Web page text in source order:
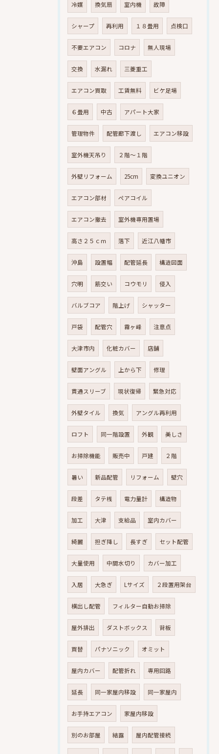
冷媒 換気扇 室内機 故障
シャープ 再利用 １８畳用 点検口
不要エアコン コロナ 無人現場
交換 水漏れ 三菱重工
エアコン買取 工賃無料 ビケ足場
６畳用 中古 アパート大家
管理物件 配管廊下渡し エアコン移設
室外機天吊り ２階～１階
外壁リフォーム 25cm 変換ユニオン
エアコン部材 ペアコイル
エアコン撤去 室外機専用置場
高さ２５ｃｍ 落下 近江八幡市
沖島 設置幅 配管延長 構造図面
穴明 筋交い コウモリ 侵入
バルブコア 階上げ シャッター
戸袋 配管穴 霧ヶ峰 注意点
大津市内 化粧カバー 店舗
壁面アングル 上から下 修理
貫通スリーブ 現状復帰 緊急対応
外壁タイル 換気 アングル再利用
ロフト 同一階設置 外観 美しさ
お掃除機能 販売中 戸建 ２階
暑い 新品配管 リフォーム 壁穴
段差 タテ桟 電力量計 構造物
加工 大津 支給品 室内カバー
綺麗 担ぎ降し 長すぎ セット配管
大量使用 中間水切り カバー加工
入居 大急ぎ Lサイズ ２段置用架台
横出し配管 フィルター自動お掃除
屋外排出 ダストボックス 背板
買替 パナソニック オミット
屋内カバー 配管折れ 専用回路
延長 同一家屋内移設 同一家屋内
お手持エアコン 家屋内移設
別のお部屋 結露 屋内配管接続